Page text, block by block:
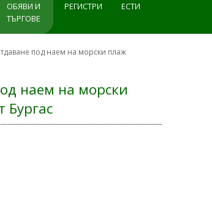
ОБЯВИ И
ТЪРГОВЕ
РЕГИСТРИ ЕСТИ
под наем на морски плаж
наем на морски
Бургас